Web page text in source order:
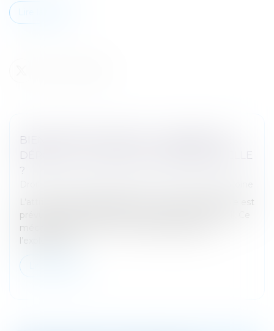
Lire la suite
BIEN GREVÉ D’USUFRUIT : COMMENT SE
DÉROULE L’ATTRIBUTION PRÉFÉRENTIELLE
?
L’attribution préférentielle d’une entreprise agricole est
prévue par les articles 831 et suivants du Code civil. Ce
mécanisme permet à un héritier participant à
l’exploitation...